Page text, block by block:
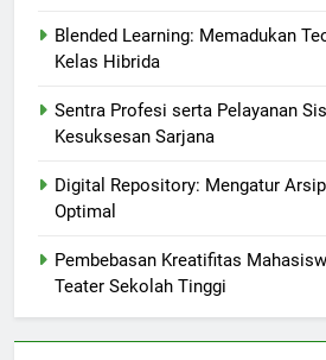
Blended Learning: Memadukan
Kelas Hibrida
Sentra Profesi serta Pelayanan
Kesuksesan Sarjana
Digital Repository: Mengatur
Optimal
Pembebasan Kreatifitas
Teater Sekolah Tinggi